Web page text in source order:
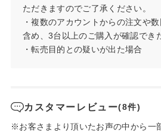
ただきますのでご了承ください。
・複数のアカウントからの注文や
含め、3台以上のご購入が確認でき
・転売目的との疑いが出た場合
カスタマーレビュー(8件)
※お客さまより頂いたお声の中から一